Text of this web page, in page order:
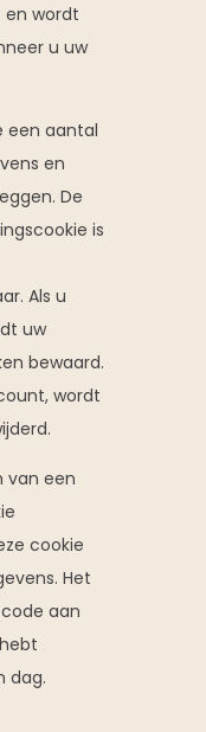
en wordt
u uw
een aantal
en
De
is
Als u
uw
bewaard.
wordt
van een
cookie
Het
aan
dag.